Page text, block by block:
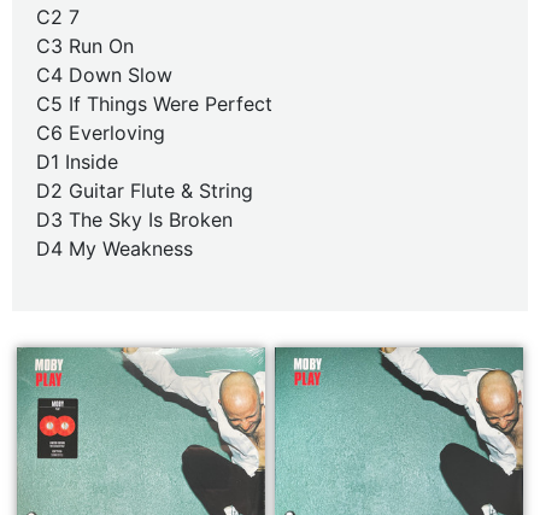
C2 7
C3 Run On
C4 Down Slow
C5 If Things Were Perfect
C6 Everloving
D1 Inside
D2 Guitar Flute & String
D3 The Sky Is Broken
D4 My Weakness